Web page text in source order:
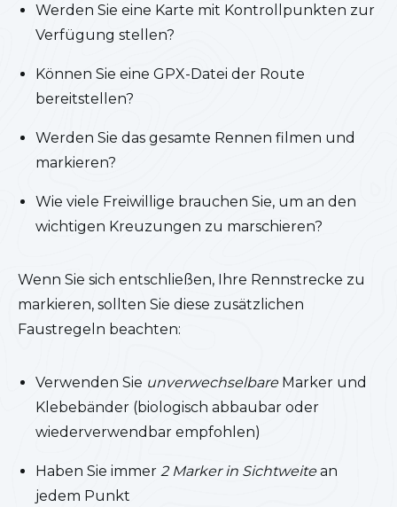
Werden Sie eine Karte mit Kontrollpunkten zur
Verfügung stellen?
Können Sie eine GPX-Datei der Route
bereitstellen?
Werden Sie das gesamte Rennen filmen und
markieren?
Wie viele Freiwillige brauchen Sie, um an den
wichtigen Kreuzungen zu marschieren?
Wenn Sie sich entschließen, Ihre Rennstrecke zu
markieren, sollten Sie diese zusätzlichen
Faustregeln beachten:
Verwenden Sie unverwechselbareMarker und
Klebebänder (biologisch abbaubar oder
wiederverwendbar empfohlen)
Haben Sie immer 2 Marker in Sichtweite an
jedem Punkt